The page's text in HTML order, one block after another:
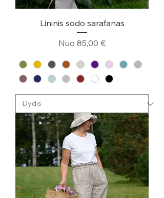
Lininis sodo sarafanas
Nuo 85,00 €
Pardavimo kaina